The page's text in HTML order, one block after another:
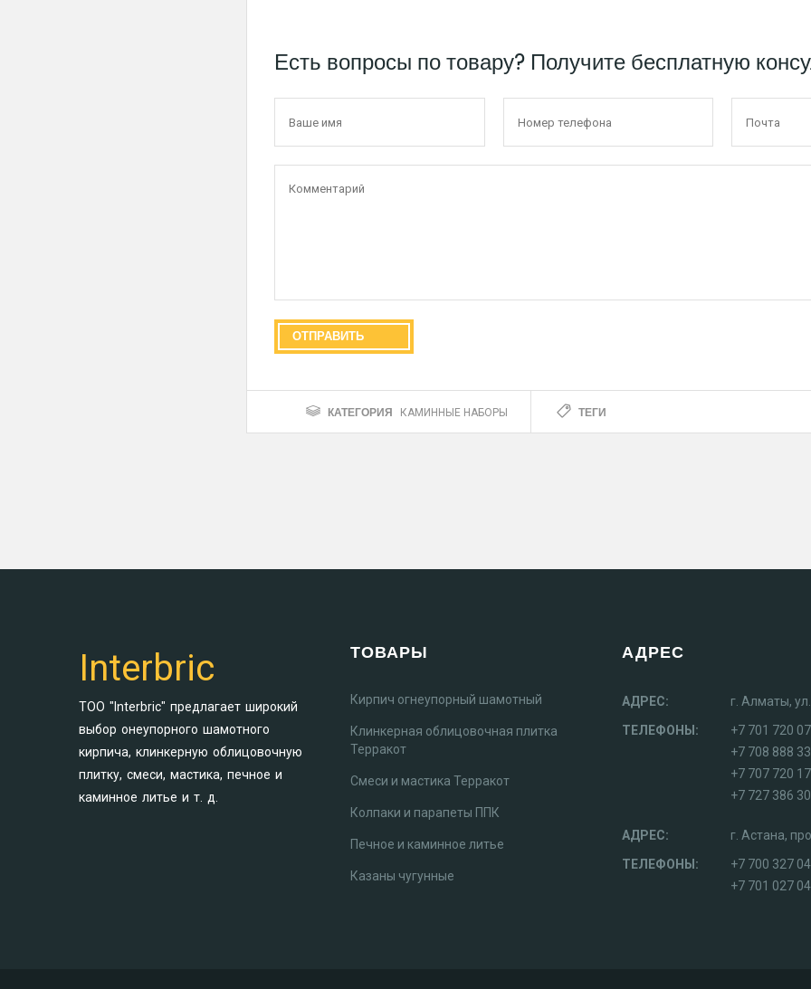
Есть вопросы по товару? Получите бесплатную
КАТЕГОРИЯ КАМИННЫЕ НАБОРЫ ТЕГИ
Interbric
ТОО "Interbric" предлагает широкий
выбор онеупорного шамотного
кирпича, клинкерную облицовочную
плитку, смеси, мастика, печное и
каминное литье и т. д.
ТОВАРЫ
Кирпич огнеупорный шамотный
Клинкерная облицовочная плитка
Терракот
Смеси и мастика Терракот
Колпаки и парапеты ППК
Печное и каминное литье
Казаны чугунные
АДРЕС
АДРЕС:
г. Алматы,
ТЕЛЕФОНЫ:
+7 701 720
+7 708 888
+7 707 720
+7 727 386
АДРЕС:
г. Астана,
ТЕЛЕФОНЫ:
+7 700 327
+7 701 027